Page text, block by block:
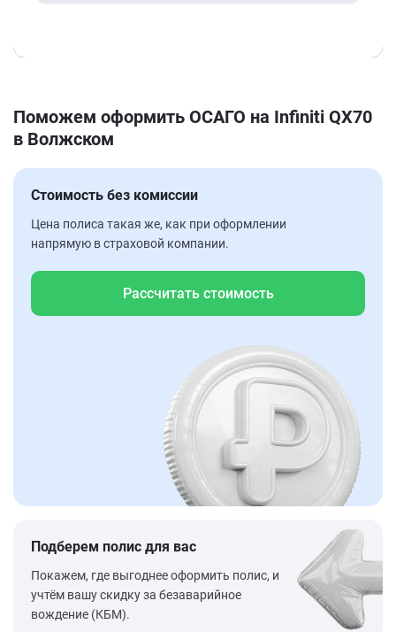
Поможем оформить ОСАГО на Infiniti QX70
в Волжском
Стоимость без комиссии
Цена полиса такая же, как при оформлении
напрямую в страховой компании.
Рассчитать стоимость
Подберем полис для вас
Покажем, где выгоднее оформить полис, и
учтём вашу скидку за безаварийное
вождение (КБМ).